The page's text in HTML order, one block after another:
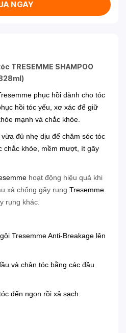
NGAY
TRESEMME SHAMPOO
phục hồi dành cho tóc
hồi tóc yếu, xơ xác để giữ
mạnh và chắc khỏe.
đủ nhẹ dịu để chăm sóc tóc
chắc khỏe, mềm mượt, ít gãy
hoạt động hiệu quả khi
xả chống gãy rụng Tresemme
rụng khác.
TresemmeAnti-Breakage lên
và chân tóc bằng các đầu
đến ngọn rồi xả sạch.